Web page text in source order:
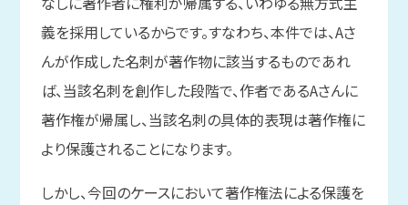
義を採用しているからです。すなわち、本件では、Aさ
んが作成した名刺が著作物に該当するものであれ
ば、当該名刺を創作した段階で、作者であるAさんに
著作権が帰属し、当該名刺の具体的表現は著作権に
より保護されることになります。
しかし、今回のケースにおいて著作権法による保護を